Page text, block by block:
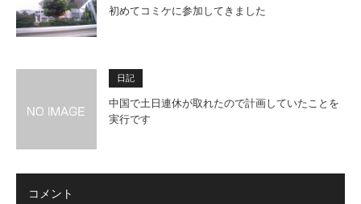
初めてコミケに参加してきました
日記
中国で土日連休が取れたので計画していたことを
実行です
コメント